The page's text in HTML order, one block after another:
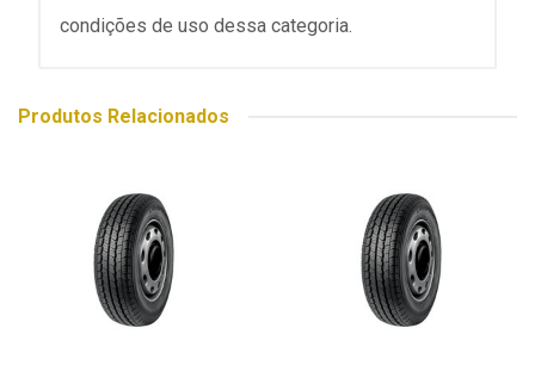
condições de uso dessa categoria.
Produtos Relacionados